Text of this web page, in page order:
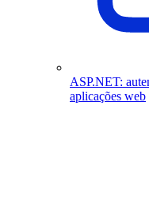
ASP.NET:
aplicações web